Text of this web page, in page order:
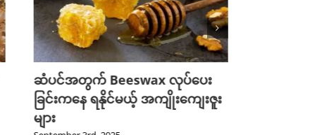
ဆံပင်အတွက် Beeswax လုပ်ပေး
ခြင်းကနေ ရနိုင်မယ့် အကျိုးကျေးဇူး
များ